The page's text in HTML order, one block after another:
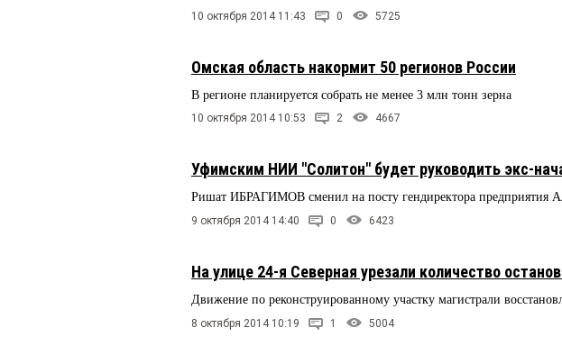
10 октября 2014 11:43 0 5725
Омская область накормит 50 регионов России
В регионе планируется собрать не менее 3 млн тонн зерна
10 октября 2014 10:53 2 4667
Уфимским НИИ "Солитон" будет руководить экс-
Ришат ИБРАГИМОВ сменил на посту гендиректора
9 октября 2014 14:40 0 6423
На улице 24-я Северная урезали количество
Движение по реконструированному участку магистрали
8 октября 2014 10:19 1 5004